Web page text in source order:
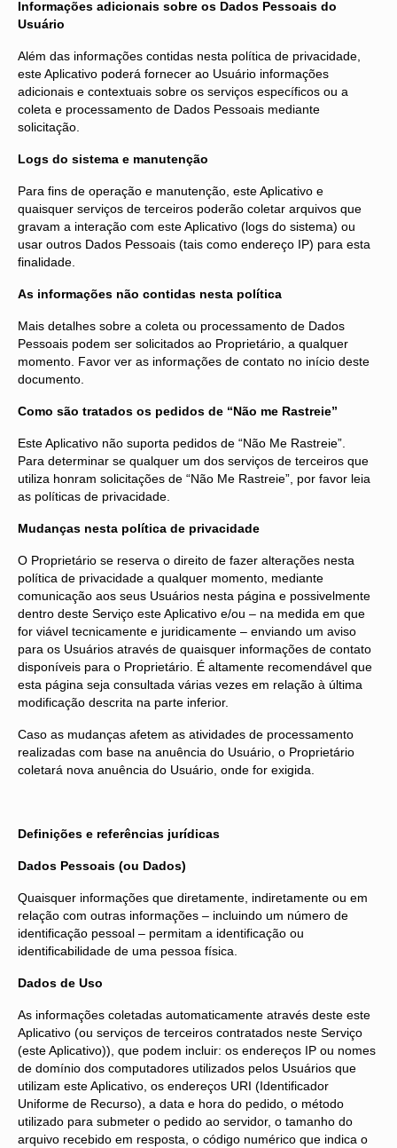
Informações adicionais sobre os Dados Pessoais do
Usuário
Além das informações contidas nesta política de privacidade,
este Aplicativo poderá fornecer ao Usuário informações
adicionais e contextuais sobre os serviços específicos ou a
coleta e processamento de Dados Pessoais mediante
solicitação.
Logs do sistema e manutenção
Para fins de operação e manutenção, este Aplicativo e
quaisquer serviços de terceiros poderão coletar arquivos que
gravam a interação com este Aplicativo (logs do sistema) ou
usar outros Dados Pessoais (tais como endereço IP) para esta
finalidade.
As informações não contidas nesta política
Mais detalhes sobre a coleta ou processamento de Dados
Pessoais podem ser solicitados ao Proprietário, a qualquer
momento. Favor ver as informações de contato no início deste
documento.
Como são tratados os pedidos de “Não me Rastreie”
Este Aplicativo não suporta pedidos de “Não Me Rastreie”.
Para determinar se qualquer um dos serviços de terceiros que
utiliza honram solicitações de “Não Me Rastreie”, por favor leia
as políticas de privacidade.
Mudanças nesta política de privacidade
O Proprietário se reserva o direito de fazer alterações nesta
política de privacidade a qualquer momento, mediante
comunicação aos seus Usuários nesta página e possivelmente
dentro deste Serviço este Aplicativo e/ou – na medida em que
for viável tecnicamente e juridicamente – enviando um aviso
para os Usuários através de quaisquer informações de contato
disponíveis para o Proprietário. É altamente recomendável que
esta página seja consultada várias vezes em relação à última
modificação descrita na parte inferior.
Caso as mudanças afetem as atividades de processamento
realizadas com base na anuência do Usuário, o Proprietário
coletará nova anuência do Usuário, onde for exigida.
Definições e referências jurídicas
Dados Pessoais (ou Dados)
Quaisquer informações que diretamente, indiretamente ou em
relação com outras informações – incluindo um número de
identificação pessoal – permitam a identificação ou
identificabilidade de uma pessoa física.
Dados de Uso
As informações coletadas automaticamente através deste este
Aplicativo (ou serviços de terceiros contratados neste Serviço
(este Aplicativo)), que podem incluir: os endereços IP ou nomes
de domínio dos computadores utilizados pelos Usuários que
utilizam este Aplicativo, os endereços URI (Identificador
Uniforme de Recurso), a data e hora do pedido, o método
utilizado para submeter o pedido ao servidor, o tamanho do
arquivo recebido em resposta, o código numérico que indica o